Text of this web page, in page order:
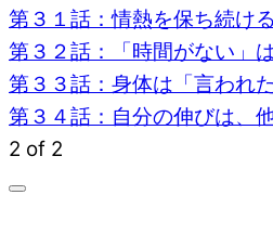
第３１話：情熱を保ち続け
第３２話：「時間がない」
第３３話：身体は「言われ
第３４話：自分の伸びは、
2 of 2